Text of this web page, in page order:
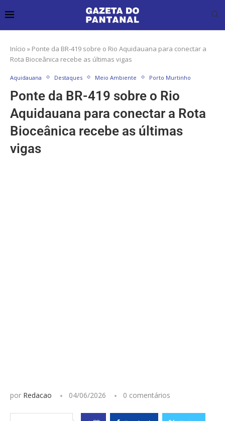
Início » Ponte da BR-419 sobre o Rio Aquidauana para conectar a
Rota Bioceânica recebe as últimas vigas
Aquidauana Destaques Meio Ambiente Porto Murtinho
Ponte da BR-419 sobre o Rio
Aquidauana para conectar a Rota
Bioceânica recebe as últimas
vigas
por Redacao 04/06/2026 0 comentários